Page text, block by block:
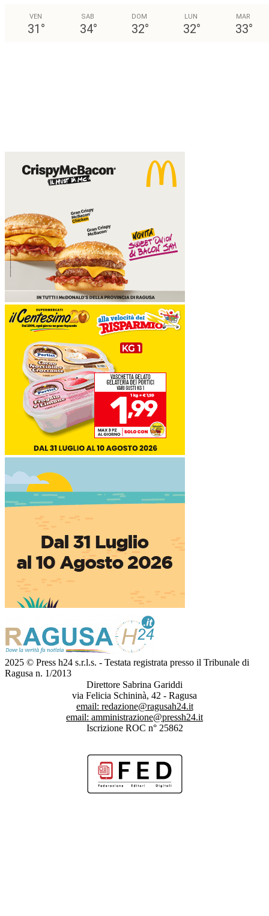
VEN
31 °
SAB
34°
DOM
32°
LUN
32°
MAR
33°
2025 © Press h24 s.r.l.s. - Testata registrata presso il Tribunale di
Ragusa n. 1/2013
Direttore Sabrina Gariddi
via Felicia Schininà, 42 - Ragusa
email: redazione@ragusah24.it
email: amministrazione@pressh24.it
Iscrizione ROC n° 25862